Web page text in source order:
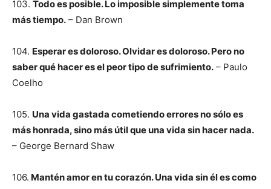
103. Todo es posible. Lo imposible simplemente toma
más tiempo. – Dan Brown
104. Esperar es doloroso. Olvidar es doloroso. Pero no
saber qué hacer es el peor tipo de sufrimiento. – Paulo
Coelho
105. Una vida gastada cometiendo errores no sólo es
más honrada, sino más útil que una vida sin hacer nada.
– George Bernard Shaw
106. Mantén amor en tu corazón. Una vida sin él es como